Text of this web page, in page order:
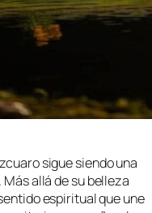
sigue siendo una
allá de su belleza
espiritual que une